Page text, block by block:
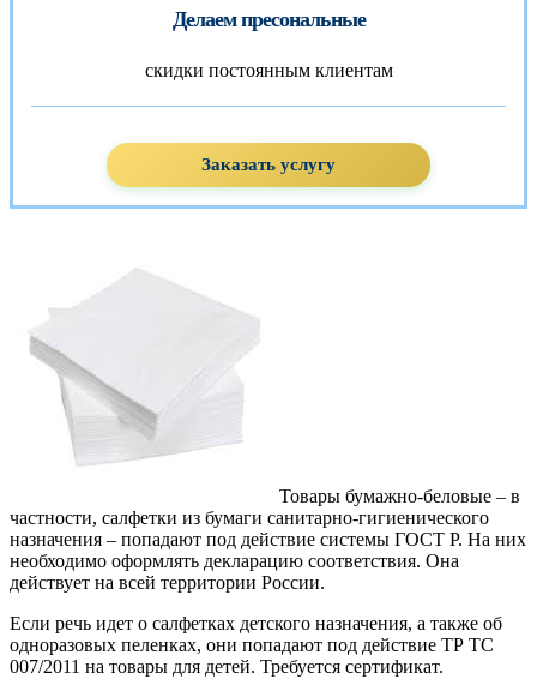
Делаем пресональные
скидки постоянным клиентам
Заказать услугу
Товары бумажно-беловые – в
частности, салфетки из бумаги санитарно-гигиенического
назначения – попадают под действие системы ГОСТ Р. На них
необходимо оформлять декларацию соответствия. Она
действует на всей территории России.
Если речь идет о салфетках детского назначения, а также об
одноразовых пеленках, они попадают под действие ТР ТС
007/2011 на товары для детей. Требуется сертификат.